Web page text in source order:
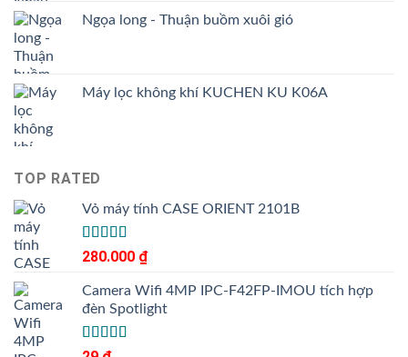
Ngọa long - Thuận buồm xuôi gió
Máy lọc không khí KUCHEN KU K06A
TOP RATED
Vỏ máy tính CASE ORIENT 2101B
Được xếp
5.005
sao
280.000 ₫
Camera Wifi 4MP IPC-F42FP-IMOU tích hợp
đèn Spotlight
Được xếp